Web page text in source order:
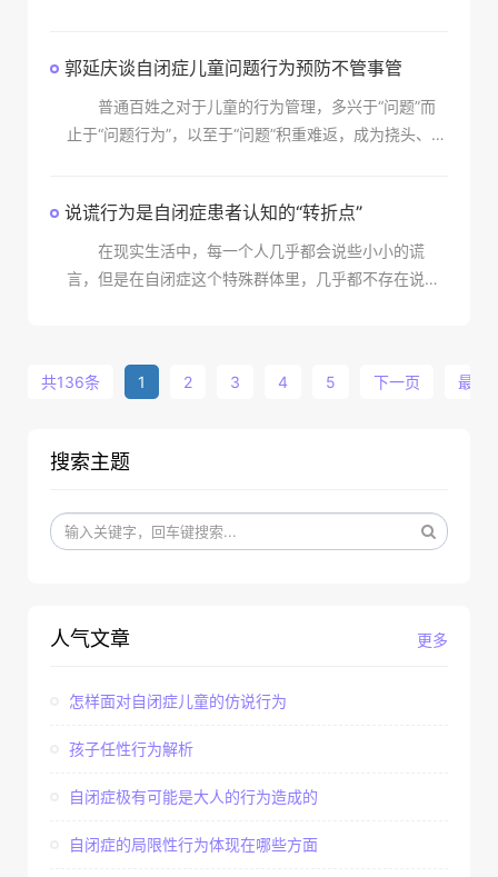
竟总有一
郭延庆谈自闭症儿童问题行为预防不管事管
普通百姓之对于儿童的行为管理，多兴于“问题”而
止于“问题行为”，以至于“问题”积重难返，成为挠头、顿
说谎行为是自闭症患者认知的“转折点”
在现实生活中，每一个人几乎都会说些小小的谎
言，但是在自闭症这个特殊群体里，几乎都不存在说谎
是一件好事
共136条
1 2 3 4 5 下一页 最后
搜索主题
更多
人气文章
怎样面对自闭症儿童的仿说行为
孩子任性行为解析
自闭症极有可能是大人的行为造成的
自闭症的局限性行为体现在哪些方面